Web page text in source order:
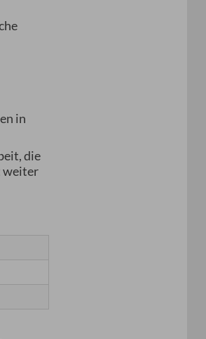
in
die
weiter